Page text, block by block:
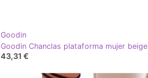
Goodin
Goodin Chanclas plataforma mujer beige
43,31 €